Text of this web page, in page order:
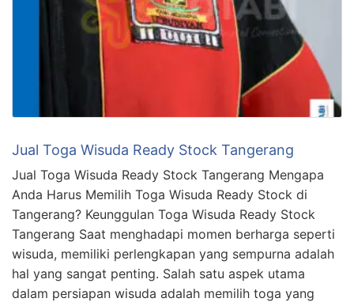
Jual Toga Wisuda Ready Stock Tangerang
Jual Toga Wisuda Ready Stock Tangerang Mengapa
Anda Harus Memilih Toga Wisuda Ready Stock di
Tangerang? Keunggulan Toga Wisuda Ready Stock
Tangerang Saat menghadapi momen berharga seperti
wisuda, memiliki perlengkapan yang sempurna adalah
hal yang sangat penting. Salah satu aspek utama
dalam persiapan wisuda adalah memilih toga yang